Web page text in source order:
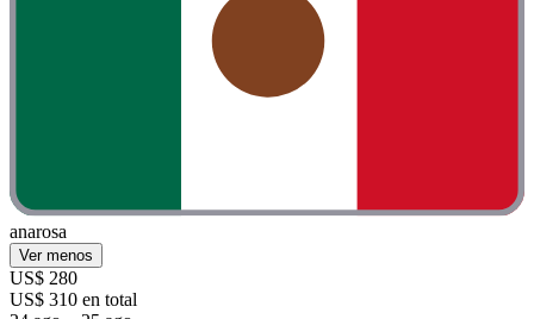
anarosa
Ver menos
US$ 280
US$ 310 en total